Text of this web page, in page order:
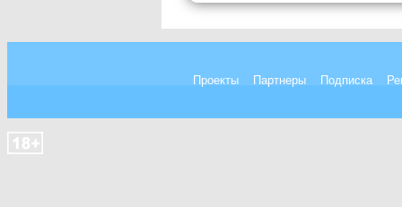
Проекты Партнеры Подписка